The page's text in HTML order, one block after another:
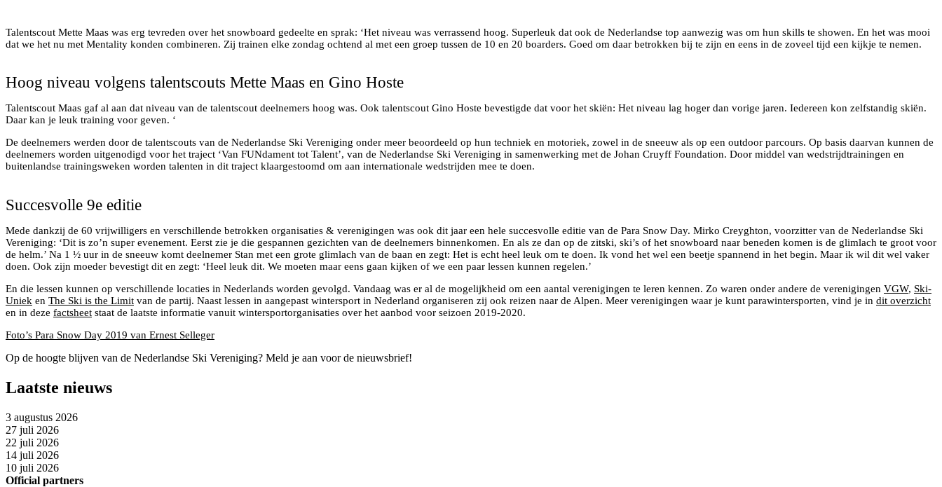
Talentscout Mette Maas was erg tevreden over het snowboard gedeelte en sprak: ‘Het niveau was verrassend hoog. Superleuk dat ook de Nederlandse top aanwezig was om hun skills te showen. En het was mooi
dat we het nu met Mentality konden combineren. Zij trainen elke zondag ochtend al met een groep tussen de 10 en 20 boarders. Goed om daar betrokken bij te zijn en eens in de zoveel tijd een kijkje te nemen.
Hoog niveau volgens talentscouts Mette Maas en Gino Hoste
Talentscout Maas gaf al aan dat niveau van de talentscout deelnemers hoog was. Ook talentscout Gino Hoste bevestigde dat voor het skiën: Het niveau lag hoger dan vorige jaren. Iedereen kon zelfstandig skiën.
Daar kan je leuk training voor geven. ‘
De deelnemers werden door de talentscouts van de Nederlandse Ski Vereniging onder meer beoordeeld op hun techniek en motoriek, zowel in de sneeuw als op een outdoor parcours. Op basis daarvan kunnen de
deelnemers worden uitgenodigd voor het traject ‘Van FUNdament tot Talent’, van de Nederlandse Ski Vereniging in samenwerking met de Johan Cruyff Foundation. Door middel van wedstrijdtrainingen en
buitenlandse trainingsweken worden talenten in dit traject klaargestoomd om aan internationale wedstrijden mee te doen.
Succesvolle 9e editie
Mede dankzij de 60 vrijwilligers en verschillende betrokken organisaties & verenigingen was ook dit jaar een hele succesvolle editie van de Para Snow Day. Mirko Creyghton, voorzitter van de Nederlandse Ski
Vereniging: ‘Dit is zo’n super evenement. Eerst zie je die gespannen gezichten van de deelnemers binnenkomen. En als ze dan op de zitski, ski’s of het snowboard naar beneden komen is de glimlach te groot voor
de helm.’ Na 1 ½ uur in de sneeuw komt deelnemer Stan met een grote glimlach van de baan en zegt: Het is echt heel leuk om te doen. Ik vond het wel een beetje spannend in het begin. Maar ik wil dit wel vaker
doen. Ook zijn moeder bevestigt dit en zegt: ‘Heel leuk dit. We moeten maar eens gaan kijken of we een paar lessen kunnen regelen.’
En die lessen kunnen op verschillende locaties in Nederlands worden gevolgd. Vandaag was er al de mogelijkheid om een aantal verenigingen te leren kennen. Zo waren onder andere de verenigingen VGW, Ski-
Uniek en The Ski is the Limit van de partij. Naast lessen in aangepast wintersport in Nederland organiseren zij ook reizen naar de Alpen. Meer verenigingen waar je kunt parawintersporten, vind je in dit overzicht
en in deze factsheet staat de laatste informatie vanuit wintersportorganisaties over het aanbod voor seizoen 2019-2020.
Foto’s Para Snow Day 2019 van Ernest Selleger
Op de hoogte blijven van de Nederlandse Ski Vereniging? Meld je aan voor de nieuwsbrief!
Laatste nieuws
3 augustus 2026
27 juli 2026
22 juli 2026
14 juli 2026
10 juli 2026
Official partners